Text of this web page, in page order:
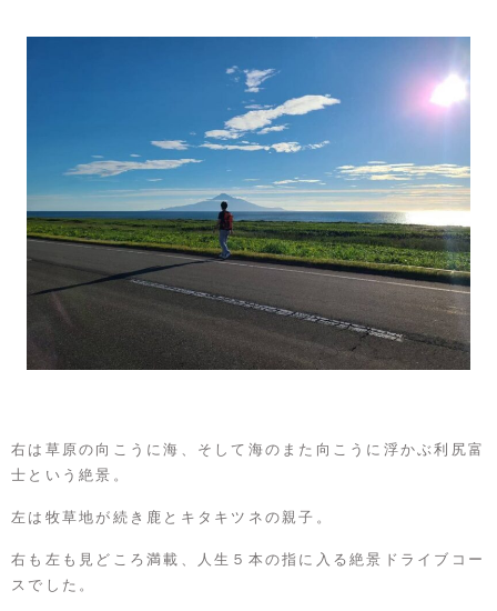
右は草原の向こうに海、そして海のまた向こうに浮かぶ利尻富
士という絶景。
左は牧草地が続き鹿とキタキツネの親子。
右も左も見どころ満載、人生５本の指に入る絶景ドライブコー
スでした。